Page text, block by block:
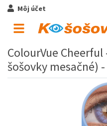
Môj účet
ColourVue
šošovky mesačné)